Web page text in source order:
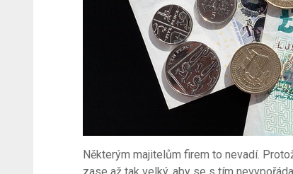
Některým majitelům firem to nevadí.